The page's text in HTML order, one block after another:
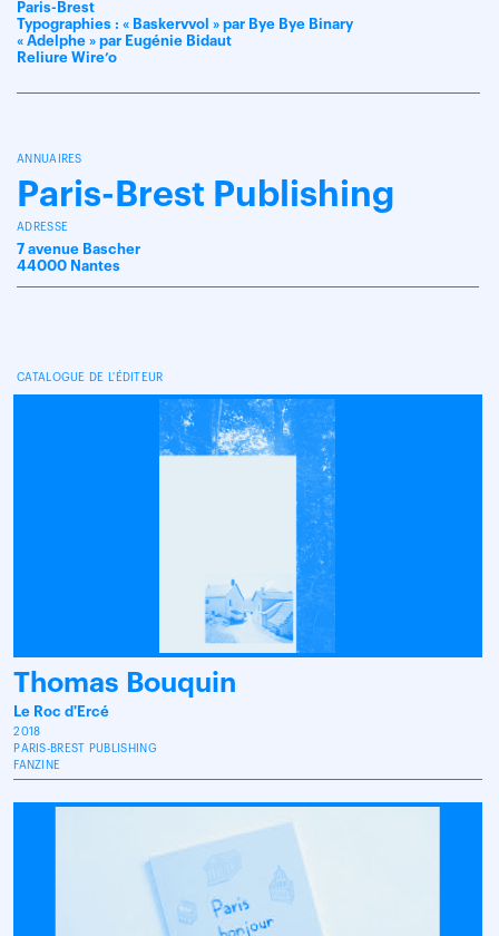
Paris-Brest
Typographies : « Baskervvol » par Bye Bye Binary
« Adelphe » par Eugénie Bidaut
Reliure Wire’o
ANNUAIRES
Paris-Brest Publishing
ADRESSE
7 avenue Bascher
44000 Nantes
CATALOGUE DE L'ÉDITEUR
Thomas Bouquin
Le Roc d'Ercé
2018
PARIS-BREST PUBLISHING
FANZINE